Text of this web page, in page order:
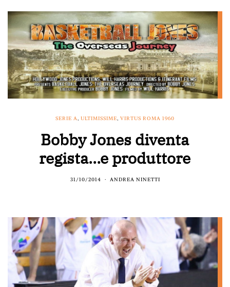
SERIE A, ULTIMISSIME, VIRTUS ROMA 1960
Bobby Jones diventa
regista…e produttore
31/10/2014 ANDREA NINETTI